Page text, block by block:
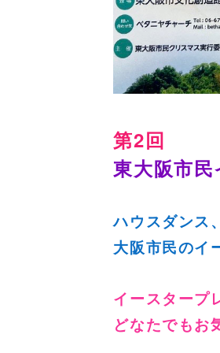
第2回
東大阪市
ハウスダンス
大阪市民のイ
イースタープ
どなたでもお